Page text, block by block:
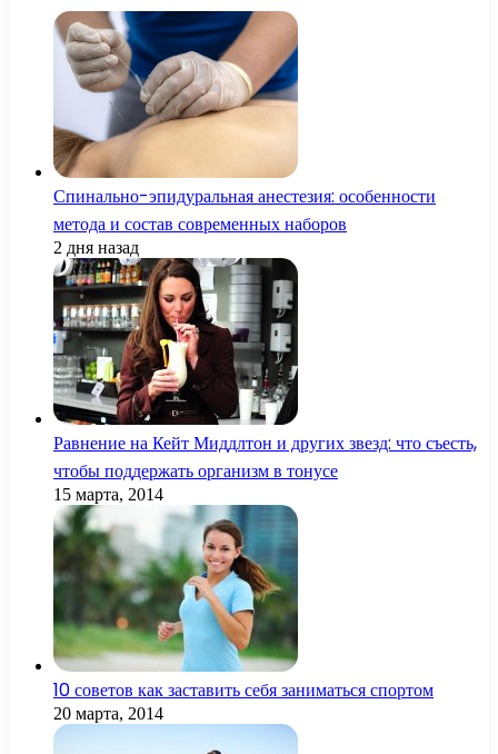
Спинально-эпидуральная анестезия: особенности
метода и состав современных наборов
2 дня назад
Равнение на Кейт Миддлтон и других звезд: что съесть,
чтобы поддержать организм в тонусе
15 марта, 2014
10 советов как заставить себя заниматься спортом
20 марта, 2014